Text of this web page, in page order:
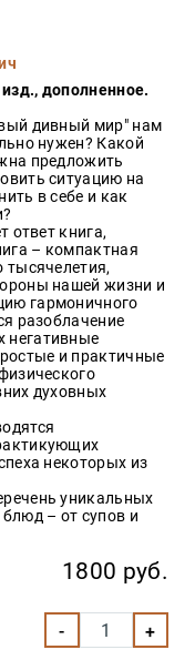
дополненное.
дивный мир" нам
нужен? Какой
предложить
ситуацию на
в себе и как
ответ книга,
– компактная
тысячелетия,
нашей жизни и
гармоничного
разоблачение
негативные
и практичные
духовных
некоторых из
уникальных
– от супов и
1800 руб.